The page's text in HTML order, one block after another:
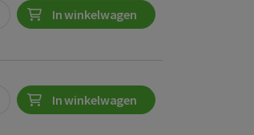
In winkelwagen
In winkelwagen